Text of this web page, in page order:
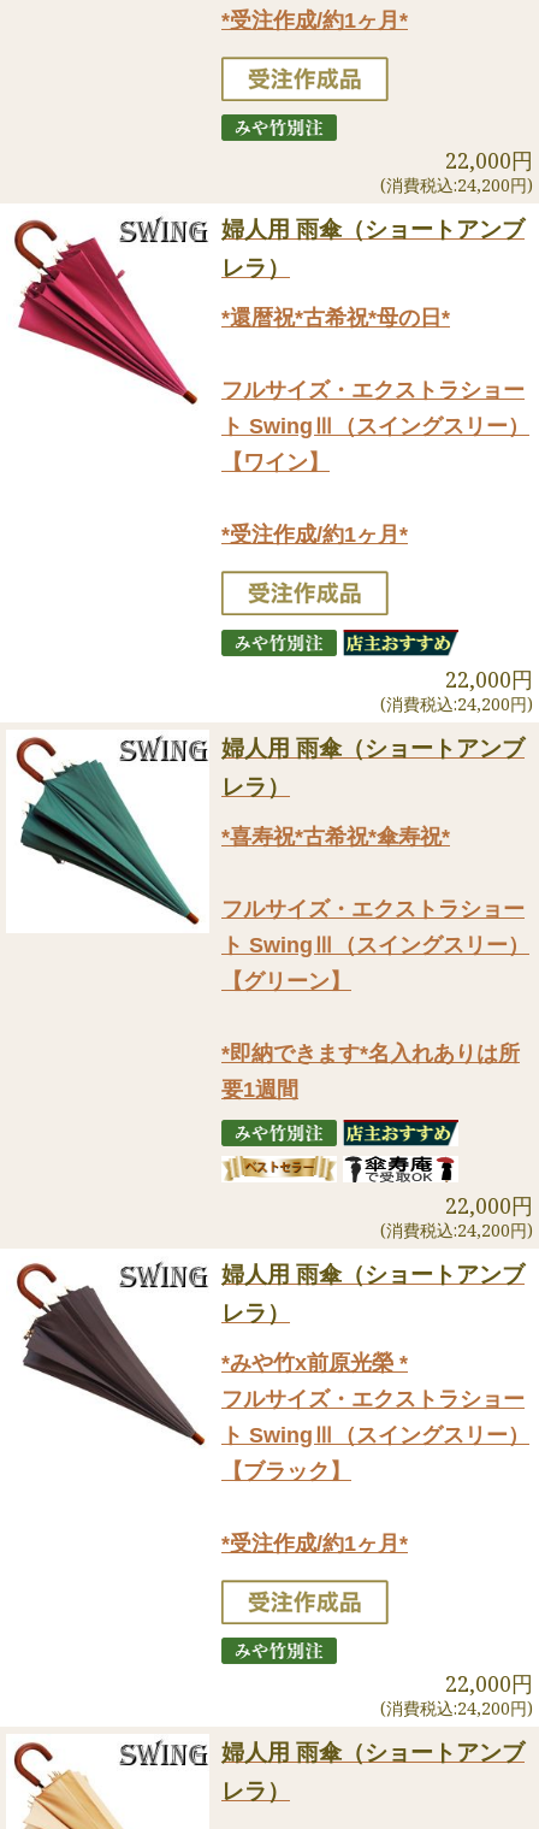
*受注作成/約1ヶ月*
22,000円
(消費税込:24,200円)
婦人用 雨傘（ショートアンブ
レラ）
*還暦祝*古希祝*母の日*
フルサイズ・エクストラショー
ト SwingⅢ（スイングスリー）
【ワイン】
*受注作成/約1ヶ月*
22,000円
(消費税込:24,200円)
婦人用 雨傘（ショートアンブ
レラ）
*喜寿祝*古希祝*傘寿祝*
フルサイズ・エクストラショー
ト SwingⅢ（スイングスリー）
【グリーン】
*即納できます*名入れありは所
要1週間
22,000円
(消費税込:24,200円)
婦人用 雨傘（ショートアンブ
レラ）
*みや竹x前原光榮 *
フルサイズ・エクストラショー
ト SwingⅢ（スイングスリー）
【ブラック】
*受注作成/約1ヶ月*
22,000円
(消費税込:24,200円)
婦人用 雨傘（ショートアンブ
レラ）